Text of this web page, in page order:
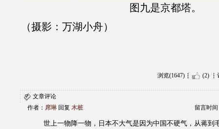
图九是京都塔。
（摄影：万湖小舟）
浏览(1647) (2)
文章评论
作者： 席琳 回复 木桩 留言时间
世上一物降一物，日本不大气是因为中国不硬气，从蒋到